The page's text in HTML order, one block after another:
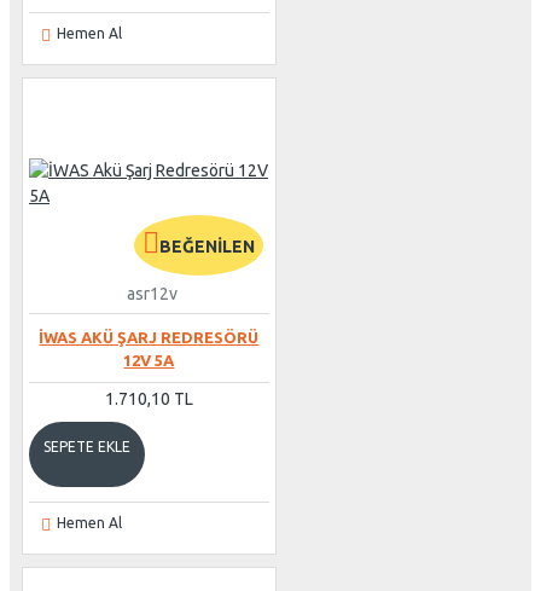
Hemen Al
BEĞENILEN
asr12v
İWAS AKÜ ŞARJ REDRESÖRÜ
12V 5A
1.710,10 TL
SEPETE EKLE
Hemen Al